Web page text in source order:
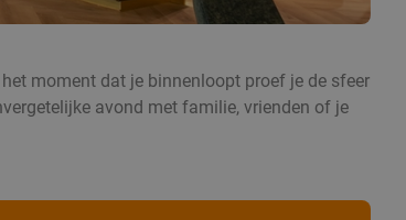
moment dat je binnenloopt proef je de sfeer
avond met familie, vrienden of je